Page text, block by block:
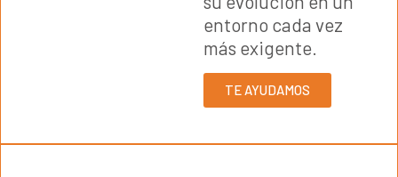
entorno cada vez
más exigente.
TE AYUDAMOS